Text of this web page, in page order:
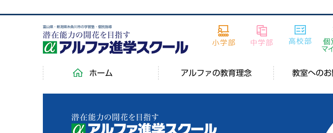
富山県・新潟県糸魚川市の学習塾・個別指導
ホーム アルファの教育理念 教室への